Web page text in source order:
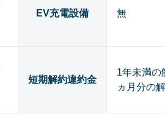
EV充電設備 無
短期解約違約金
1年未満の
ヵ月分の